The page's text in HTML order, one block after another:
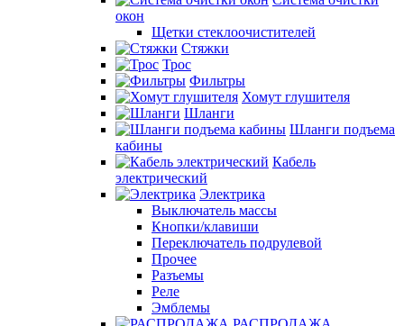
окон
Щетки стеклоочистителей
Стяжки
Трос
Фильтры
Хомут глушителя
Шланги
Шланги подъема
кабины
Кабель
электрический
Электрика
Выключатель массы
Кнопки/клавиши
Переключатель подрулевой
Прочее
Разъемы
Реле
Эмблемы